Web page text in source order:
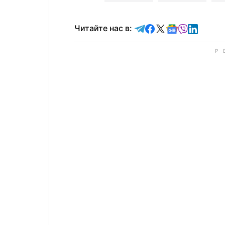
Читайте нас в: Читайте в Telegram
Читайте в
Читайте в X
Читайте в
Читайте